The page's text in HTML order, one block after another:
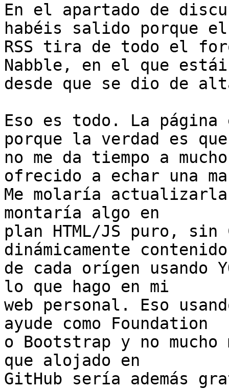
En el apartado de
habéis salido porque el
RSS tira de todo el
Nabble, en el que
desde que se dio de
Eso es todo. La página
porque la verdad es que
no me da tiempo a
ofrecido a echar una
Me molaría
montaría algo en
plan HTML/JS puro, sin
dinámicamente
de cada orígen usando
lo que hago en mi
web personal. Eso
ayude como Foundation
o Bootstrap y no
que alojado en
GitHub sería además